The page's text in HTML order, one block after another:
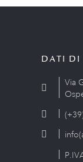
DATI DI
Via